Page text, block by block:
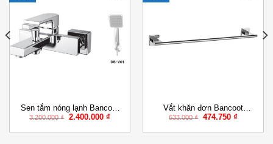
Add to
Wishlist
Sen tắm nóng lạnh Bancoot
BCS 2018
3.200.000₫
Giá
là:
2.400.000 ₫Giá
tại
Add to
Wishlist
Vắt khăn đơn Bancoot
LK55802
633.000₫
Giá
là:
474.750 ₫Giá
tại